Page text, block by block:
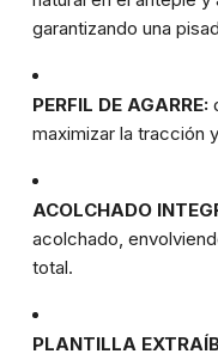
garantizando una
PERFIL DE AGARRE:
maximizar la tracción
ACOLCHADO
acolchado,
total.
PLANTILLA